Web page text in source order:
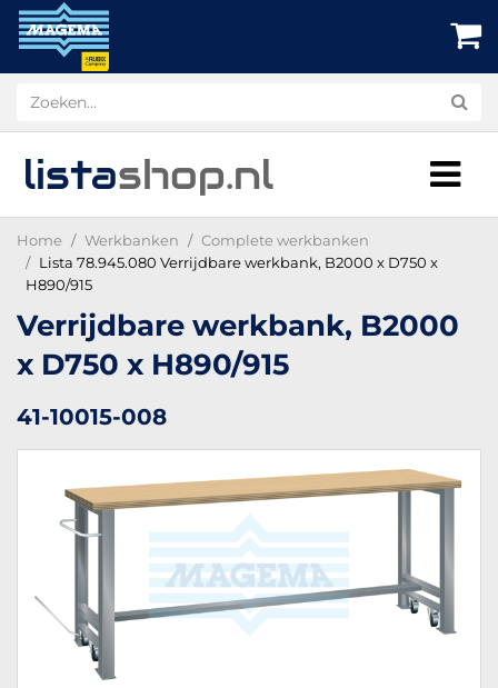
listashop.nl
Home Werkbanken
Complete werkbanken
Lista 78.945.080 Verrijdbare werkbank, B2000 x D750 x
H890/915
Verrijdbare werkbank, B2000
x D750 x H890/915
41-10015-008